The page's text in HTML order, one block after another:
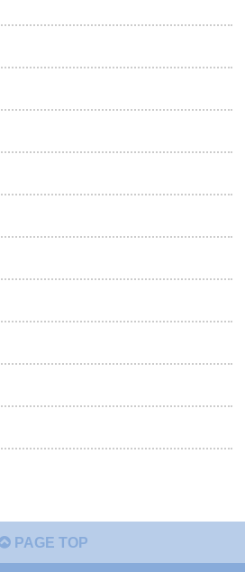
PAGE TOP